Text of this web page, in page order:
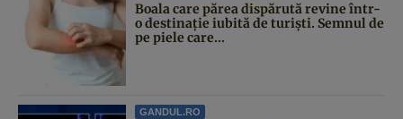
Boala care părea dispărută revine într-
o destinație iubită de turiști. Semnul de
pe piele care...
GANDUL.RO